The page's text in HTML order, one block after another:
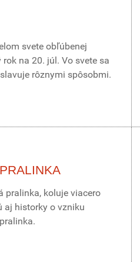
svete obľúbenej
na 20. júl. Vo svete sa
rôznymi spôsobmi.
pralinka, koluje viacero
aj historky o vzniku